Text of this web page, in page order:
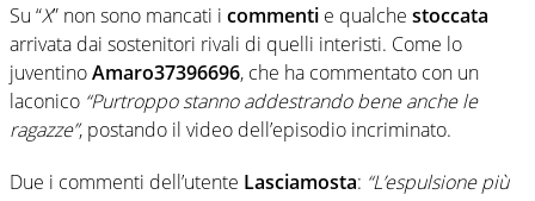
Su “X” non sono mancati i commenti e qualche stoccata
arrivata dai sostenitori rivali di quelli interisti. Come lo
juventinoAmaro37396696, che ha commentato con un
laconico “Purtroppo stanno addestrando bene anche le
ragazze”, postando il video dell’episodio incriminato.
Due i commenti dell’utente Lasciamosta: “L’espulsione più